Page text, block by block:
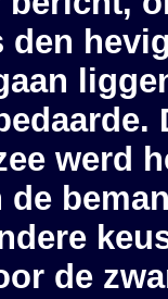
den
werd
de
de